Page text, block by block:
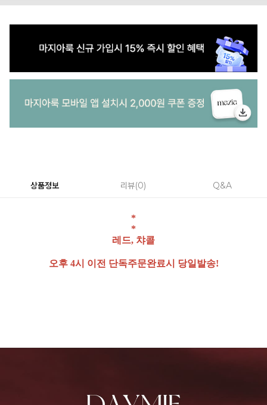
상품정보 리뷰 0 Q&A
*
*
레드, 챠콜
오후 4시 이전 단독주문완료시 당일발송!